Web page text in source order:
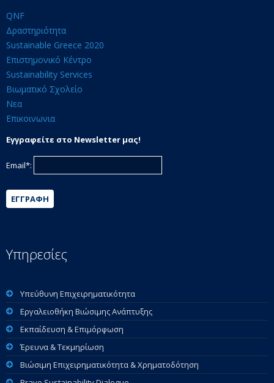
QNF
Δραστηριότητα
Sustainable Greece 2020
Επιστημονικό Κέντρο
Sustainability Services
Βιωματικό Σχολείο
Νεα
Επικοινωνια
Εγγραφείτε στο Newsletter μας!
Email*:
ΕΓΓΡΑΦΉ
Υπηρεσίες
Υπεύθυνη Επιχειρηματικότητα
Εργαλειοθήκη Βιώσιμης Ανάπτυξης
Εκπαίδευση & Επιμόρφωση
Έρευνα & Τεκμηρίωση
Βιώσιμη Επιχειρηματικότητα & Χρηματοδότηση